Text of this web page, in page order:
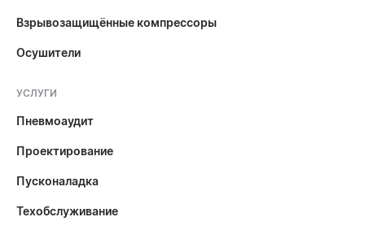
Взрывозащищённые компрессоры
Осушители
УСЛУГИ
Пневмоаудит
Проектирование
Пусконаладка
Техобслуживание